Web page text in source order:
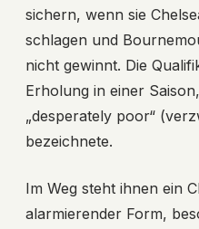
sichern, wenn sie
schlagen und
nicht gewinnt. Die
Erholung in einer
„desperately poor“
bezeichnete.
Im Weg steht ihnen ein
alarmierender Form,